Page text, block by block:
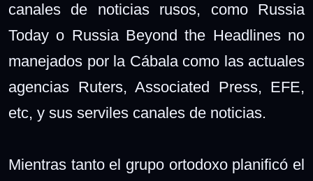
canales de noticias rusos, como Russia
Today o Russia Beyond the Headlines no
manejados por la Cábala como las actuales
agencias Ruters, Associated Press, EFE,
etc, y sus serviles canales de noticias.
Mientras tanto el grupo ortodoxo planificó el